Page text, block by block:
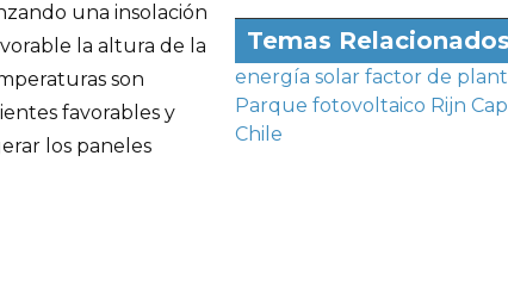
una insolación
la altura de la
son
favorables y
los paneles
Temas Relacionados
energía solar factor de
Parque fotovoltaico Rijn
Chile